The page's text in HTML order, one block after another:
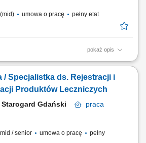
umowa o pracę pełny etat
pokaż opis
pt. „Toward tumor-agnostic multiomic
of non-small lung cancer relapse”. Projekt
Badań Medycznych w ramach programu
OSOBY ZATRUDNIONEJ NA TYM
aktywne...
/ Specjalistka ds. Rejestracji i
Produktów Leczniczych
Starogard Gdański
praca
/ senior umowa o pracę
pełny